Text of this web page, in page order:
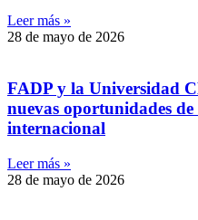
Leer más »
28 de mayo de 2026
FADP y la Universidad
nuevas oportunidades
internacional
Leer más »
28 de mayo de 2026